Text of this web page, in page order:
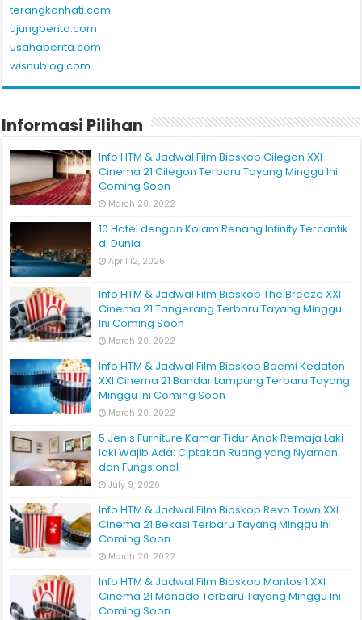
terangkanhati.com
ujungberita.com
usahaberita.com
wisnublog.com
Informasi Pilihan
Info HTM & Jadwal Film Bioskop Cilegon XXI
Cinema 21 Cilegon Terbaru Tayang Minggu Ini
Coming Soon
March 20, 2022
10 Hotel dengan Kolam Renang Infinity Tercantik
di Dunia
April 12, 2025
Info HTM & Jadwal Film Bioskop The Breeze XXI
Cinema 21 Tangerang Terbaru Tayang Minggu
Ini Coming Soon
March 20, 2022
Info HTM & Jadwal Film Bioskop Boemi Kedaton
XXI Cinema 21 Bandar Lampung Terbaru Tayang
Minggu Ini Coming Soon
March 20, 2022
5 Jenis Furniture Kamar Tidur Anak Remaja Laki-
laki Wajib Ada: Ciptakan Ruang yang Nyaman
dan Fungsional
July 9, 2026
Info HTM & Jadwal Film Bioskop Revo Town XXI
Cinema 21 Bekasi Terbaru Tayang Minggu Ini
Coming Soon
March 20, 2022
Info HTM & Jadwal Film Bioskop Mantos 1 XXI
Cinema 21 Manado Terbaru Tayang Minggu Ini
Coming Soon